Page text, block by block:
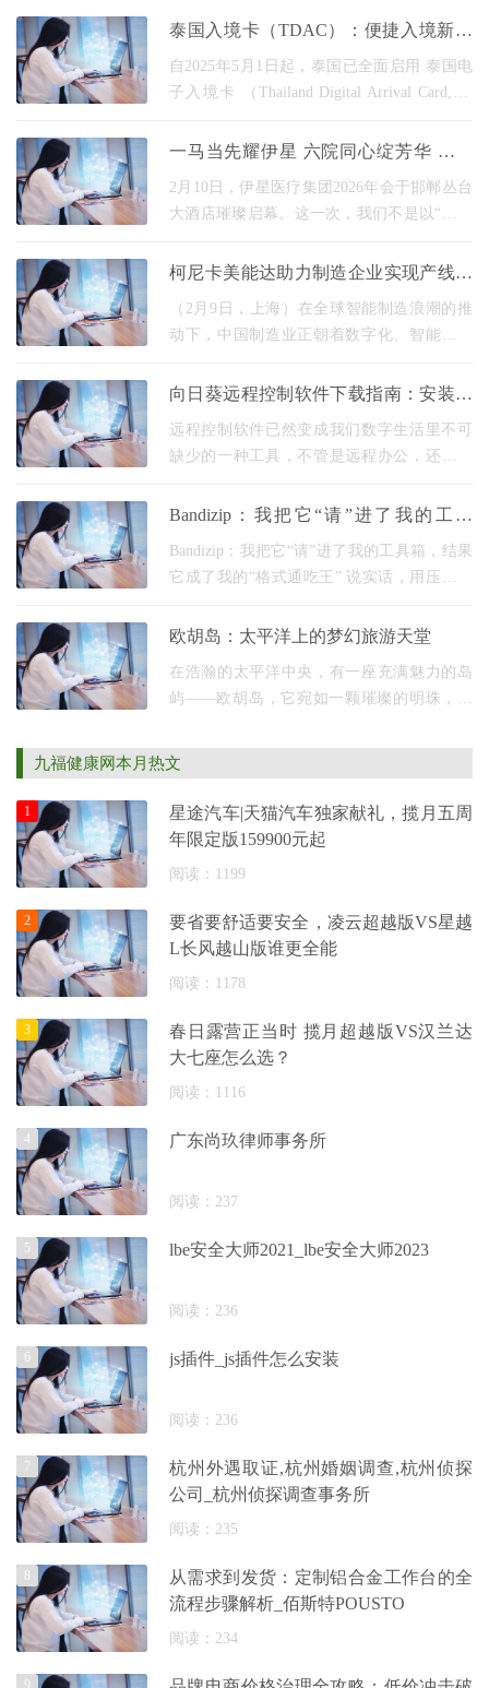
掌握百度SEO优化技巧，能够有效提升网站
泰国入境卡（TDAC）：便捷入境新方
式
自2025年5月1日起，泰国已全面启用 泰国电
子入境卡 （Thailand Digital Arrival Card, 简
流程、提升效率 。 填写要求与官网 所有入境
一马当先耀伊星 六院同心绽芳华 伊星
集团2026年会圆满举行
2月10日，伊星医疗集团2026年会于邯郸丛台
大酒店璀璨启幕。这一次，我们不是以“某一
医美领跑者的身份，共同复盘这一年的坚守
柯尼卡美能达助力制造企业实现产线无
纸化协同升级
（2月9日，上海）在全球智能制造浪潮的推
动下，中国制造业正朝着数字化、智能化方
环节，不仅是企业降本增效的重要手段，更
向日葵远程控制软件下载指南：安装准
备与使用教程全解析1
远程控制软件已然变成我们数字生活里不可
缺少的一种工具，不管是远程办公，还是技
带来极大的便利。在诸多选择当中，向日葵
Bandizip：我把它“请”进了我的工具
箱，结果它成了我的“格式通吃王”
Bandizip：我把它“请”进了我的工具箱，结果
它成了我的“格式通吃王” 说实话，用压缩软
好压……换来换去，总觉得差点意思。要么
欧胡岛：太平洋上的梦幻旅游天堂
在浩瀚的太平洋中央，有一座充满魅力的岛
屿——欧胡岛，它宛如一颗璀璨的明珠，吸
忘的旅游盛宴。 欧胡岛是夏威夷群岛中极具
特色的一座
九福健康网本月热文
星途汽车|天猫汽车独家献礼，揽月五周
年限定版159900元起
阅读：1199
1
要省要舒适要安全，凌云超越版VS星越
L长风越山版谁更全能
阅读：1178
2
春日露营正当时 揽月超越版VS汉兰达
大七座怎么选？
阅读：1116
3
广东尚玖律师事务所
阅读：237
4
lbe安全大师2021_lbe安全大师2023
阅读：236
5
js插件_js插件怎么安装
阅读：236
6
杭州外遇取证,杭州婚姻调查,杭州侦探
公司_杭州侦探调查事务所
阅读：235
7
从需求到发货：定制铝合金工作台的全
流程步骤解析_佰斯特POUSTO
阅读：234
9